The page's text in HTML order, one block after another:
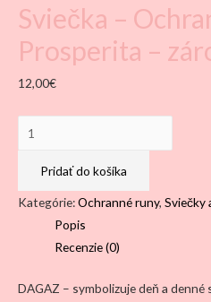
Sviečka –
Prosperita –
12,00€
množstvo
Sviečka
Ochranné
-
Pridať do košíka
Kategórie:Ochranné runy, Sviečky
Popis
Recenzie (0)
DAGAZ – symbolizuje deň a